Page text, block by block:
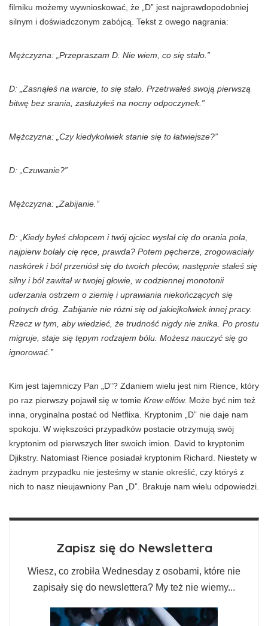
filmiku możemy wywnioskować, że „D” jest najprawdopodobniej
silnym i doświadczonym zabójcą. Tekst z owego nagrania:
Mężczyzna: „Przepraszam D. Nie wiem, co się stało.”
D: „Zasnąłeś na warcie, to się stało. Przetrwałeś swoją pierwszą
bitwę bez srania, zasłużyłeś na nocny odpoczynek.”
Mężczyzna: „Czy kiedykolwiek stanie się to łatwiejsze?”
D: „Czuwanie?”
Mężczyzna: „Zabijanie.”
D: „Kiedy byłeś chłopcem i twój ojciec wysłał cię do orania pola,
najpierw bolały cię ręce, prawda? Potem pęcherze, zrogowaciały
naskórek i ból przeniósł się do twoich pleców, następnie stałeś się
silny i ból zawitał w twojej głowie, w codziennej monotonii
uderzania ostrzem o ziemię i uprawiania niekończących się
polnych dróg. Zabijanie nie różni się od jakiejkolwiek innej pracy.
Rzecz w tym, aby wiedzieć, że trudność nigdy nie znika. Po prostu
migruje, staje się tępym rodzajem bólu. Możesz nauczyć się go
ignorować.”
Kim jest tajemniczy Pan „D”? Zdaniem wielu jest nim Rience, który
po raz pierwszy pojawił się w tomie Krew elfów. Może być nim też
inna, oryginalna postać od Netflixa. Kryptonim „D” nie daje nam
spokoju. W większości przypadków postacie otrzymują swój
kryptonim od pierwszych liter swoich imion. David to kryptonim
Djikstry. Natomiast Rience posiadał kryptonim Richard. Niestety w
żadnym przypadku nie jesteśmy w stanie określić, czy któryś z
nich to nasz nieujawniony Pan „D”. Brakuje nam wielu odpowiedzi.
Zapisz się do Newslettera
Wiesz, co zrobiła Wednesday z osobami, które nie
zapisały się do newslettera? My też nie wiemy...